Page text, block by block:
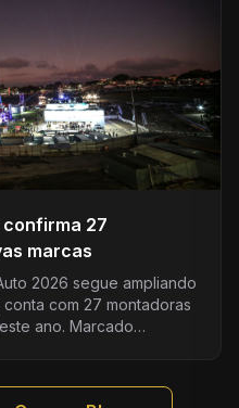
27
marcas
2026 segue ampliando
com 27 montadoras
ano. Marcado…